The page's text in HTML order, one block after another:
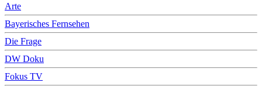
Arte
Bayerisches Fernsehen
Die Frage
DW Doku
Fokus TV